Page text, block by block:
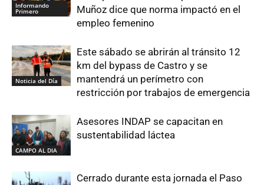
Informando
Primero
Muñoz dice que norma impactó en el
empleo femenino
Noticia del Día
Este sábado se abrirán al tránsito 12
km del bypass de Castro y se
mantendrá un perímetro con
restricción por trabajos de emergencia
CAMPO AL DIA
Asesores INDAP se capacitan en
sustentabilidad láctea
Cerrado durante esta jornada el Paso